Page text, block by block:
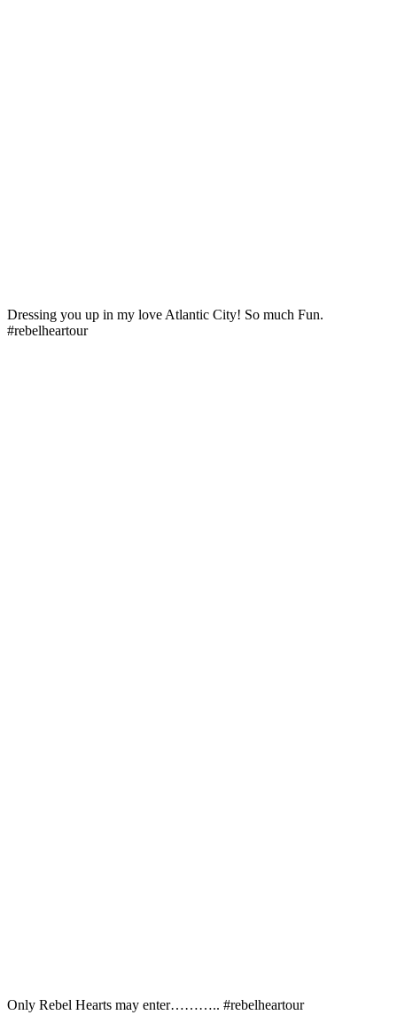
Dressing you up in my love Atlantic City! So much Fun.
#rebelheartour
Only Rebel Hearts may enter……….. #rebelheartour